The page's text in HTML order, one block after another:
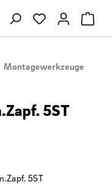
Du hast 0
Montagewerkzeuge
5ST